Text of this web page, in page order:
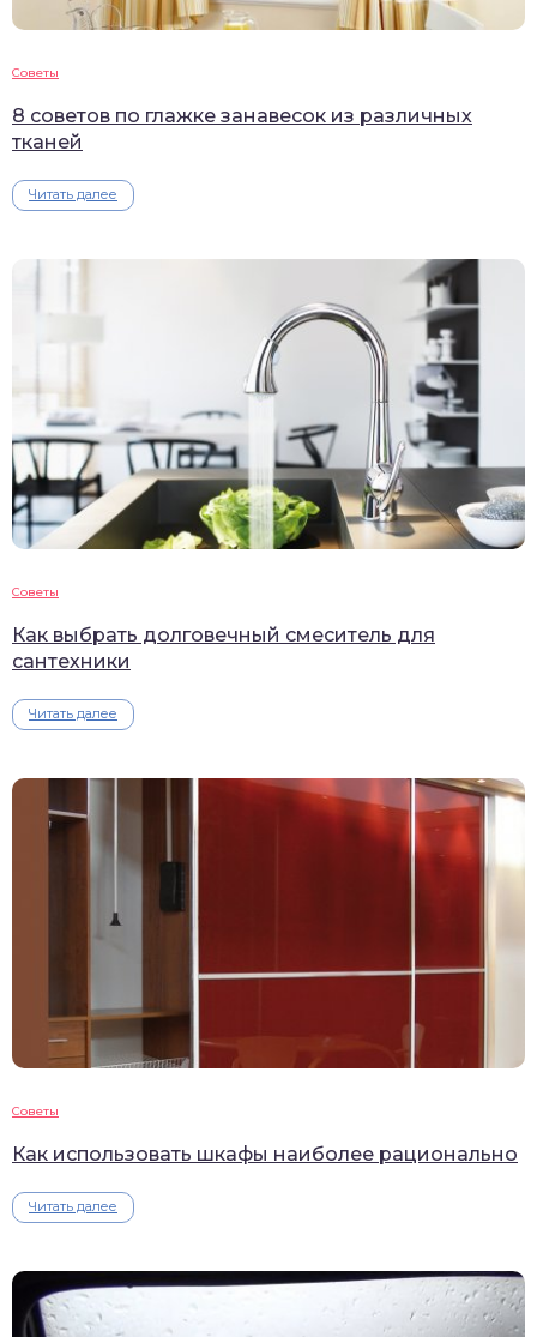
Советы
8 советов по глажке занавесок из различных
тканей
Читать далее
Советы
Как выбрать долговечный смеситель для
сантехники
Читать далее
Советы
Как использовать шкафы наиболее рационально
Читать далее